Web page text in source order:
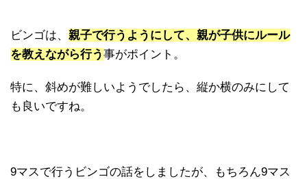
ビンゴは、 親子で行うようにして、親が子供にルール
を教えながら行う事がポイント。
特に、斜めが難しいようでしたら、縦か横のみにして
も良いですね。
9マスで行うビンゴの話をしましたが、もちろん9マス